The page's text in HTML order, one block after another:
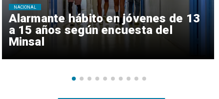
Alarmante hábito en jóvenes de 13
a 15 años según encuesta del
Minsal
NACIONAL